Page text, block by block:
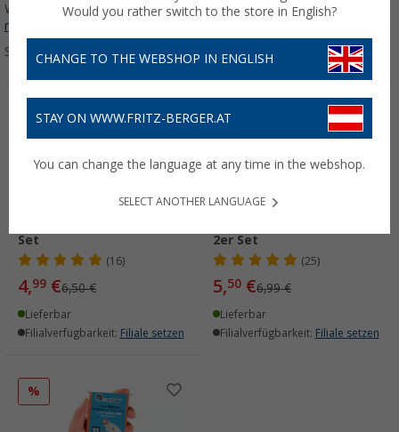
WCs bei Fritz Berger bieten dir in Notfällen eine bequeme
mehr über unsere Kategorie
Sortieren:
%
Set
(16)
4,99 €6,50 €
Lieferbar
Filialverfügbarkeit: Filiale setzen
%
2er Set
(25)
5,50 €6,99 €
Lieferbar
Filialverfügbarkeit: Filiale setzen
%
Would you rather switch to the store in English?
CHANGE TO THE WEBSHOP IN ENGLISH
STAY ON WWW.FRITZ-BERGER.AT
You can change the language at any time in the webshop.
SELECT ANOTHER LANGUAGE